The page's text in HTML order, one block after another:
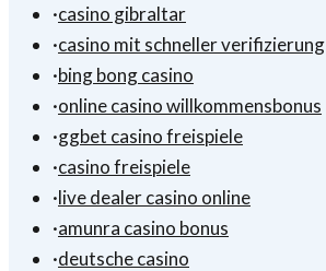
·casino gibraltar
·casino mit schneller verifizierung
·bing bong casino
·online casino willkommensbonus
·ggbet casino freispiele
·casino freispiele
·live dealer casino online
·amunra casino bonus
·deutsche casino